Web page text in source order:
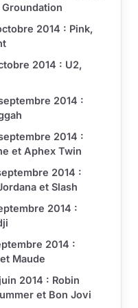
2014 : Pink,
2014 : U2,
2014 :
2014 :
et Aphex Twin
2014 :
et Slash
2014 :
2014 :
Maude
2014 : Robin
et Bon Jovi